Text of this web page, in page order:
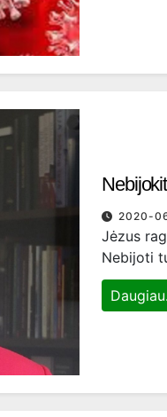
2020-
Jėzus
Nebijoti